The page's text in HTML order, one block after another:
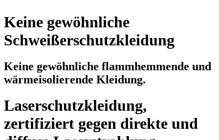
Keine gewöhnliche
Schweißerschutzkleidung
Keine gewöhnliche flammhemmende und
wärmeisolierende Kleidung.
Laserschutzkleidung,
zertifiziert gegen direkte und